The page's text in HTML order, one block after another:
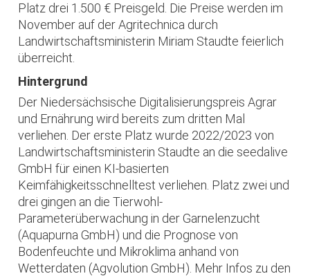
Platz drei 1.500 € Preisgeld. Die Preise werden im
November auf der Agritechnica durch
Landwirtschaftsministerin Miriam Staudte feierlich
überreicht.
Hintergrund
Der Niedersächsische Digitalisierungspreis Agrar
und Ernährung wird bereits zum dritten Mal
verliehen. Der erste Platz wurde 2022/2023 von
Landwirtschaftsministerin Staudte an die seedalive
GmbH für einen KI-basierten
Keimfähigkeitsschnelltest verliehen. Platz zwei und
drei gingen an die Tierwohl-
Parameterüberwachung in der Garnelenzucht
(Aquapurna GmbH) und die Prognose von
Bodenfeuchte und Mikroklima anhand von
Wetterdaten (Agvolution GmbH). Mehr Infos zu den